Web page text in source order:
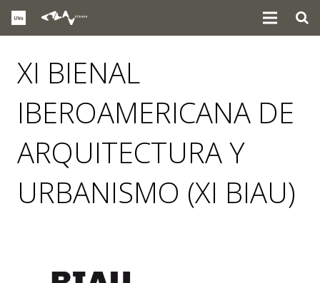
XI BIENAL
IBEROAMERICANA DE
ARQUITECTURA Y
URBANISMO (XI BIAU)